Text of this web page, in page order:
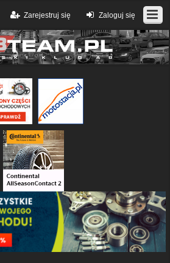
Zaloguj się
Zarejestruj się